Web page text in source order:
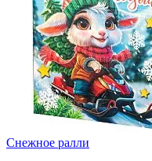
Снежное ралли